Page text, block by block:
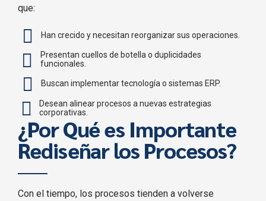
que:
Han crecido y necesitan reorganizar sus operaciones.
Presentan cuellos de botella o duplicidades
funcionales.
Buscan implementar tecnología o sistemas ERP.
Desean alinear procesos a nuevas estrategias
corporativas.
¿Por Qué es Importante
Rediseñar los Procesos?
Con el tiempo, los procesos tienden a volverse